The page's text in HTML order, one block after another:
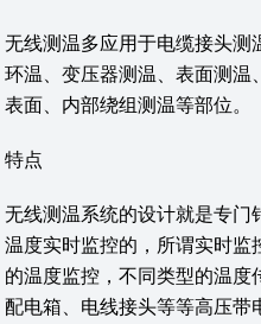
无线测温多应用于电缆接头测
环温、变压器测温、表面测温
表面、内部绕组测温等部位。
特点
无线测温系统的设计就是专门
温度实时监控的，所谓实时监
的温度监控，不同类型的温度
配电箱、电线接头等等高压带